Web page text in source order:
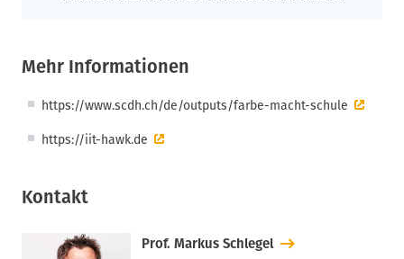
Mehr Informationen
https://www.scdh.ch/de/outputs/farbe-macht-schule
https://iit-hawk.de
Kontakt
Prof. Markus Schlegel